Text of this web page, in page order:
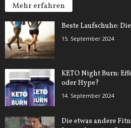
Mehr erfahren
Beste Laufschuhe:
15. September 2024
KETO Night Burn:
oder Hype?
14. September 2024
Die etwas andere